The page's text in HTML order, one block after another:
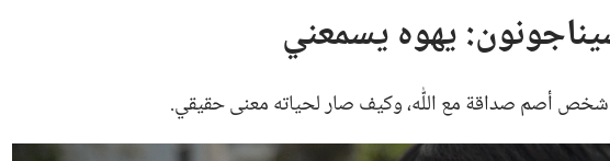
يهوه يسمعني
أصم صداقة مع اللّٰه،‏ وكيف صار لحياته معنى حقيقي.‏